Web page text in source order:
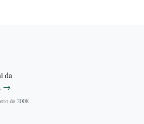
da
→
de 2008